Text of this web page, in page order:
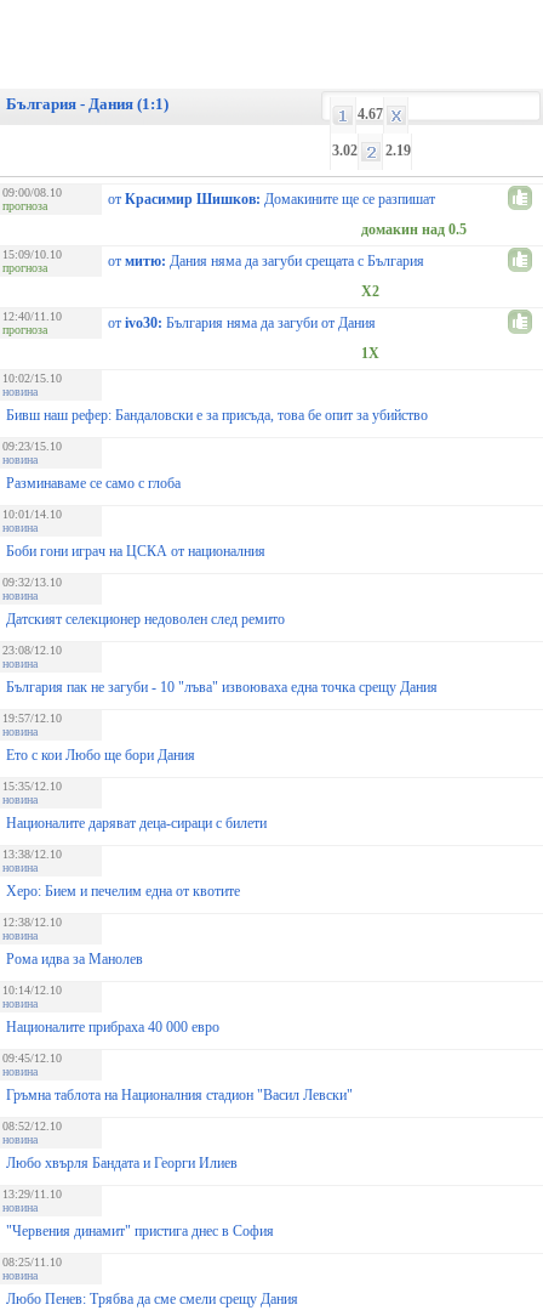
България - Дания (1:1)
4.67
3.02 2.19
09:00/08.10
прогноза
от Красимир Шишков: Домакините ще се разпишат
домакин над 0.5
15:09/10.10
прогноза
от митю: Дания няма да загуби срещата с България
X2
12:40/11.10
прогноза
от ivo30: България няма да загуби от Дания
1X
10:02/15.10
новина
Бивш наш рефер: Бандаловски е за присъда, това бе опит за убийство
09:23/15.10
новина
Разминаваме се само с глоба
10:01/14.10
новина
Боби гони играч на ЦСКА от националния
09:32/13.10
новина
Датският селекционер недоволен след ремито
23:08/12.10
новина
България пак не загуби - 10 "лъва" извоюваха една точка срещу Дания
19:57/12.10
новина
Ето с кои Любо ще бори Дания
15:35/12.10
новина
Националите даряват деца-сираци с билети
13:38/12.10
новина
Херо: Бием и печелим една от квотите
12:38/12.10
новина
Рома идва за Манолев
10:14/12.10
новина
Националите прибраха 40 000 евро
09:45/12.10
новина
Гръмна таблота на Националния стадион "Васил Левски"
08:52/12.10
новина
Любо хвърля Бандата и Георги Илиев
13:29/11.10
новина
"Червения динамит" пристига днес в София
08:25/11.10
новина
Любо Пенев: Трябва да сме смели срещу Дания